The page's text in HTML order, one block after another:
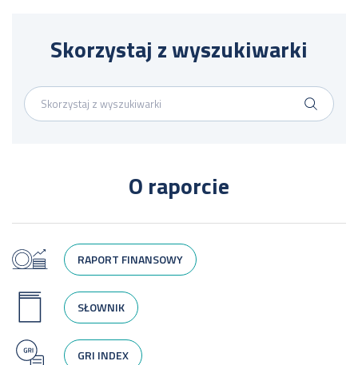
Skorzystaj z wyszukiwarki
O raporcie
RAPORT FINANSOWY
SŁOWNIK
GRI INDEX